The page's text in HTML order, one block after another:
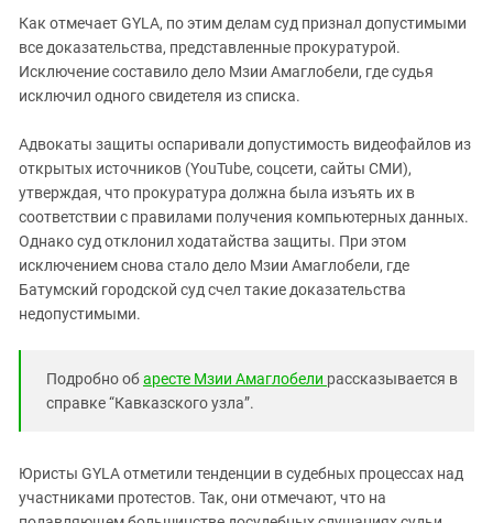
Как отмечает GYLA, по этим делам суд признал допустимыми
все доказательства, представленные прокуратурой.
Исключение составило дело Мзии Амаглобели, где судья
исключил одного свидетеля из списка.
Адвокаты защиты оспаривали допустимость видеофайлов из
открытых источников (YouTube, соцсети, сайты СМИ),
утверждая, что прокуратура должна была изъять их в
соответствии с правилами получения компьютерных данных.
Однако суд отклонил ходатайства защиты. При этом
исключением снова стало дело Мзии Амаглобели, где
Батумский городской суд счел такие доказательства
недопустимыми.
Подробно обаресте Мзии Амаглобели рассказывается в
справке “Кавказского узла”.
Юристы GYLA отметили тенденции в судебных процессах над
участниками протестов. Так, они отмечают, что на